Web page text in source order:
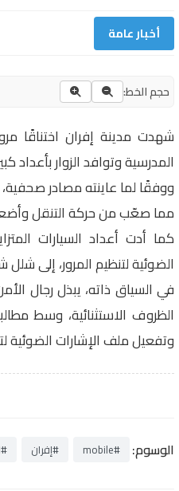
أخبار عامة
حجم الخط:
شهدت مدينة إفران اختناقًا
المدرسية وتوافد الزوار بأعداد
ووفقًا لما عاينته مصادر صحفية،
مما صعّب من حركة التنقل
كما أدت أعداد السيارات
الضوئية لتنظيم المرور، إلى
في السياق ذاته، يبذل رجال
الظروف الاستثنائية، وسط
وتفعيل ملف الإشارات الضوئية
الوسوم: #mobile #إفران